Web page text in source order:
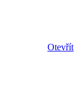
Otevřít